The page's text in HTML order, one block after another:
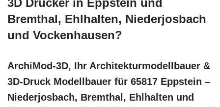
3D Drucker in Eppstein und
Bremthal, Ehlhalten, Niederjosbach
und Vockenhausen?
ArchiMod-3D, Ihr Architekturmodellbauer &
3D-Druck Modellbauer für 65817 Eppstein –
Niederjosbach, Bremthal, Ehlhalten und